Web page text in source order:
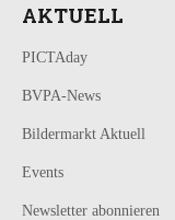
AKTUELL
PICTAday
BVPA-News
Bildermarkt Aktuell
Events
Newsletter abonnieren